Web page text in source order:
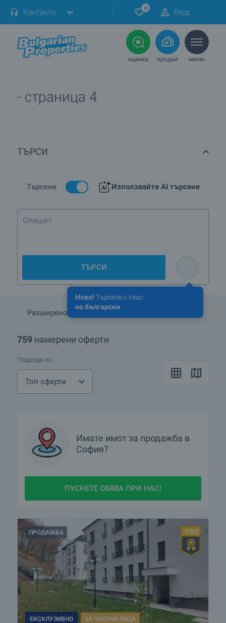
Контакти 0 Вход
оценка продай меню
- страница 4
ТЪРСИ
Търсене Използвайте AI търсене
Ново! Търсете с глас
на български.
Тристаен в Central P
ТЪРСИ
Разширено търсене
759 намерени оферти
Подреди по
Топ оферти
Имате имот за продажба в
София?
ПУСНЕТЕ ОБЯВА ПРИ НАС!
ПРОДАЖБА
ЕКСКЛУЗИВНО ЗА ЧАСТНИ ЛИЦА